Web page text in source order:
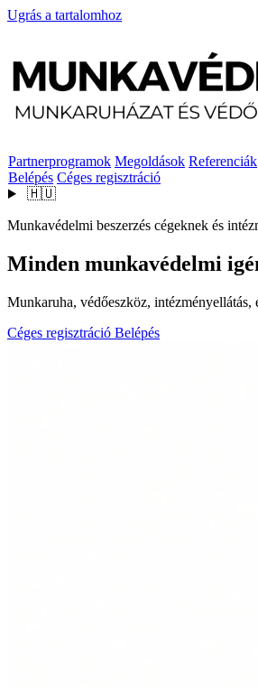
Ugrás a tartalomhoz
Partnerprogramok Megoldások Referenciák
Belépés Céges regisztráció
🇭🇺
Munkavédelmi beszerzés cégeknek és
Minden munkavédelmi
Munkaruha, védőeszköz, intézményellátás,
Céges regisztráció Belépés